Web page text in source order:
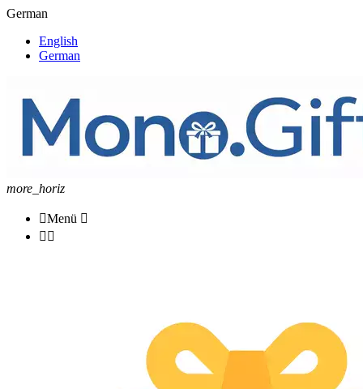
German
English
German
more_horiz
Menü 
 